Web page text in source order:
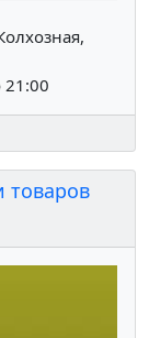
21:00
товаров